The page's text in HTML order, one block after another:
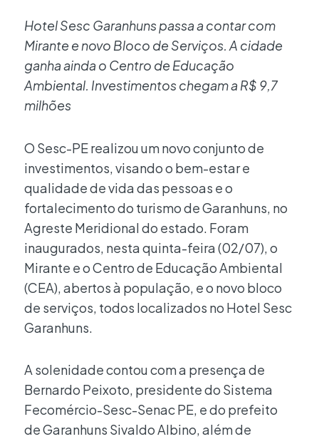
Hotel Sesc Garanhuns passa a contar com
Mirante e novo Bloco de Serviços. A cidade
ganha ainda o Centro de Educação
Ambiental. Investimentos chegam a R$ 9,7
milhões
O Sesc-PE realizou um novo conjunto de
investimentos, visando o bem-estar e
qualidade de vida das pessoas e o
fortalecimento do turismo de Garanhuns, no
Agreste Meridional do estado. Foram
inaugurados, nesta quinta-feira (02/07), o
Mirante e o Centro de Educação Ambiental
(CEA), abertos à população, e o novo bloco
de serviços, todos localizados no Hotel Sesc
Garanhuns.
A solenidade contou com a presença de
Bernardo Peixoto, presidente do Sistema
Fecomércio-Sesc-Senac PE, e do prefeito
de Garanhuns Sivaldo Albino, além de